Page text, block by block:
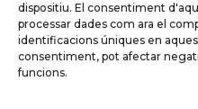
dispositiu. El consentiment
processar dades com ara el
identificacions úniques en
consentiment, pot afectar
funcions.
Tots els drets